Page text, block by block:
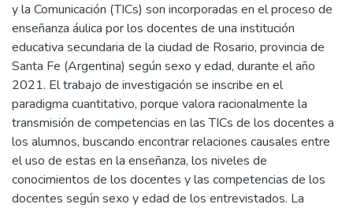
y la Comunicación (TICs) son incorporadas en el proceso de
enseñanza áulica por los docentes de una institución
educativa secundaria de la ciudad de Rosario, provincia de
Santa Fe (Argentina) según sexo y edad, durante el año
2021. El trabajo de investigación se inscribe en el
paradigma cuantitativo, porque valora racionalmente la
transmisión de competencias en las TICs de los docentes a
los alumnos, buscando encontrar relaciones causales entre
el uso de estas en la enseñanza, los niveles de
conocimientos de los docentes y las competencias de los
docentes según sexo y edad de los entrevistados. La